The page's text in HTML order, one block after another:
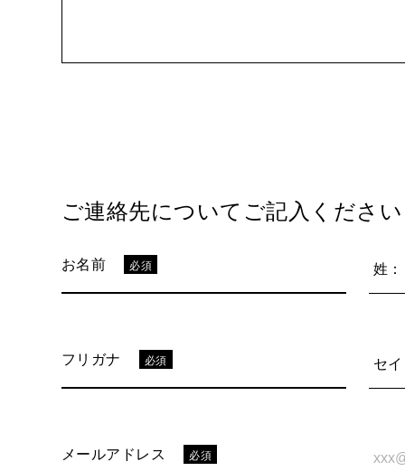
ご連絡先についてご記入ください
お名前 必須 姓：
フリガナ 必須 セ
メールアドレス 必須